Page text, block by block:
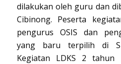
dilakukan oleh guru dan
Cibinong. Peserta
pengurus OSIS dan
yang baru terpilih di
Kegiatan LDKS 2 tahun